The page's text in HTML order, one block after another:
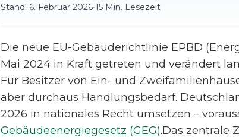
Stand: 6. Februar 2026•15 Min. Lesezeit
Die neue EU-Gebäuderichtlinie EPBD
Mai 2024 in Kraft getreten und verändert
Für Besitzer von Ein- und
aber durchaus Handlungsbedarf.
2026 in nationales Recht umsetzen –
Gebäudeenergiegesetz (GEG).Das zentrale